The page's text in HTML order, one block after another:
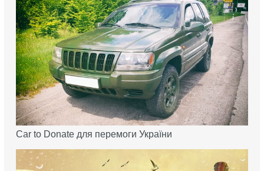
Car to Donate для перемоги України